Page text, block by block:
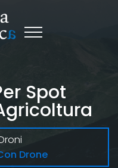
Spot
Drone